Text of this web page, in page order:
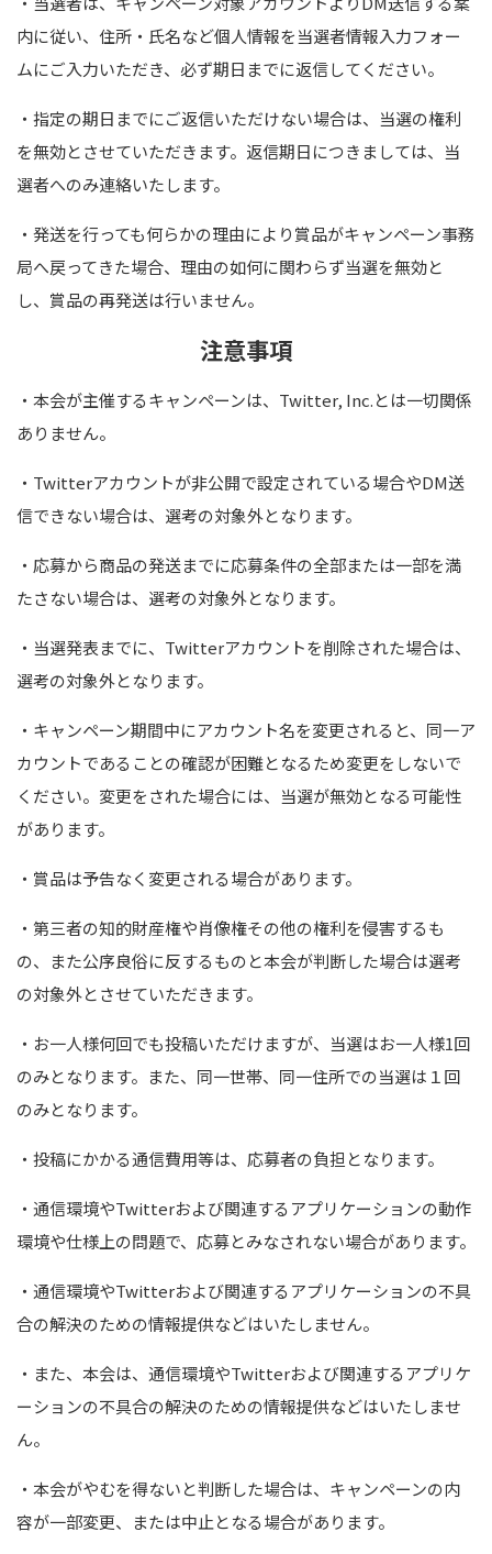
内に従い、住所・氏名など個人情報を当選者情報入力フォー
ムにご入力いただき、必ず期日までに返信してください。
・指定の期日までにご返信いただけない場合は、当選の権利
を無効とさせていただきます。返信期日につきましては、当
選者へのみ連絡いたします。
・発送を行っても何らかの理由により賞品がキャンペーン事務
局へ戻ってきた場合、理由の如何に関わらず当選を無効と
し、賞品の再発送は行いません。
注意事項
・本会が主催するキャンペーンは、 Twitter, Inc.とは一切関係
ありません。
・ Twitterアカウントが非公開で設定されている場合やDM送
信できない場合は、選考の対象外となります。
・応募から商品の発送までに応募条件の全部または一部を満
たさない場合は、選考の対象外となります。
・当選発表までに、 Twitterアカウントを削除された場合は、
選考の対象外となります。
・キャンペーン期間中にアカウント名を変更されると、同一ア
カウントであることの確認が困難となるため変更をしないで
ください。変更をされた場合には、当選が無効となる可能性
があります。
・賞品は予告なく変更される場合があります。
・第三者の知的財産権や肖像権その他の権利を侵害するも
の、また公序良俗に反するものと本会が判断した場合は選考
の対象外とさせていただきます。
・お一人様何回でも投稿いただけますが、当選はお一人様1回
のみとなります。また、同一世帯、同一住所での当選は１回
のみとなります。
・投稿にかかる通信費用等は、応募者の負担となります。
・通信環境やTwitterおよび関連するアプリケーションの動作
環境や仕様上の問題で、応募とみなされない場合があります。
・通信環境やTwitterおよび関連するアプリケーションの不具
合の解決のための情報提供などはいたしません。
・また、本会は、通信環境やTwitterおよび関連するアプリケ
ーションの不具合の解決のための情報提供などはいたしませ
ん。
・本会がやむを得ないと判断した場合は、キャンペーンの内
容が一部変更、または中止となる場合があります。